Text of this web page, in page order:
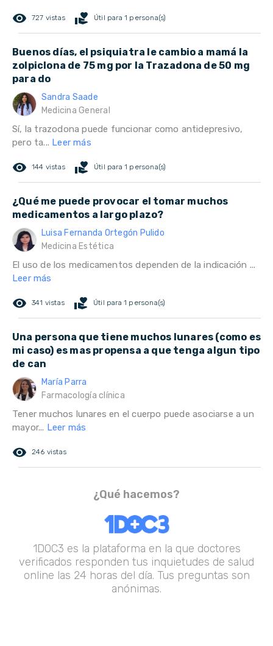
remove_red_eye 727 vistas volunteer_activism Útil para 1 persona(s)
Buenos días, el psiquiatra le cambio a mamá la
zolpiclona de 75 mg por la Trazadona de 50 mg
para do
Sandra Saade
Medicina General
Sí, la trazodona puede funcionar como antidepresivo,
pero ta... Leer más
remove_red_eye 144 vistas volunteer_activism Útil para 1 persona(s)
¿Qué me puede provocar el tomar muchos
medicamentos a largo plazo?
Luisa Fernanda Ortegón Pulido
Medicina Estética
El uso de los medicamentos dependen de la indicación ...
Leer más
remove_red_eye 341 vistas volunteer_activism Útil para 1 persona(s)
Una persona que tiene muchos lunares (como es
mi caso) es mas propensa a que tenga algun tipo
de can
María Parra
Farmacología clínica
Tener muchos lunares en el cuerpo puede asociarse a un
mayor... Leer más
remove_red_eye 246 vistas
¿Qué hacemos?
1DOC3 es la plataforma en la que doctores
verificados responden tus inquietudes de salud
online las 24 horas del día. Tus preguntas son
anónimas.